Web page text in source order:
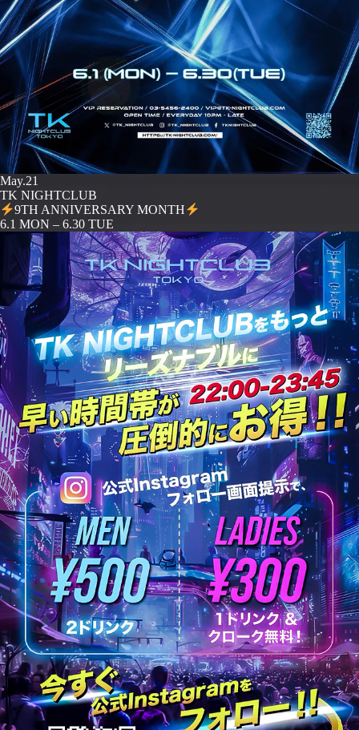
May.21
TK NIGHTCLUB
9TH ANNIVERSARY MONTH
️6.1 MON – 6.30 TUE